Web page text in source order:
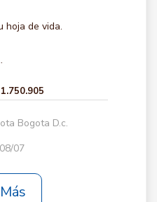
hoja de vida.
Bogota D.c.
07